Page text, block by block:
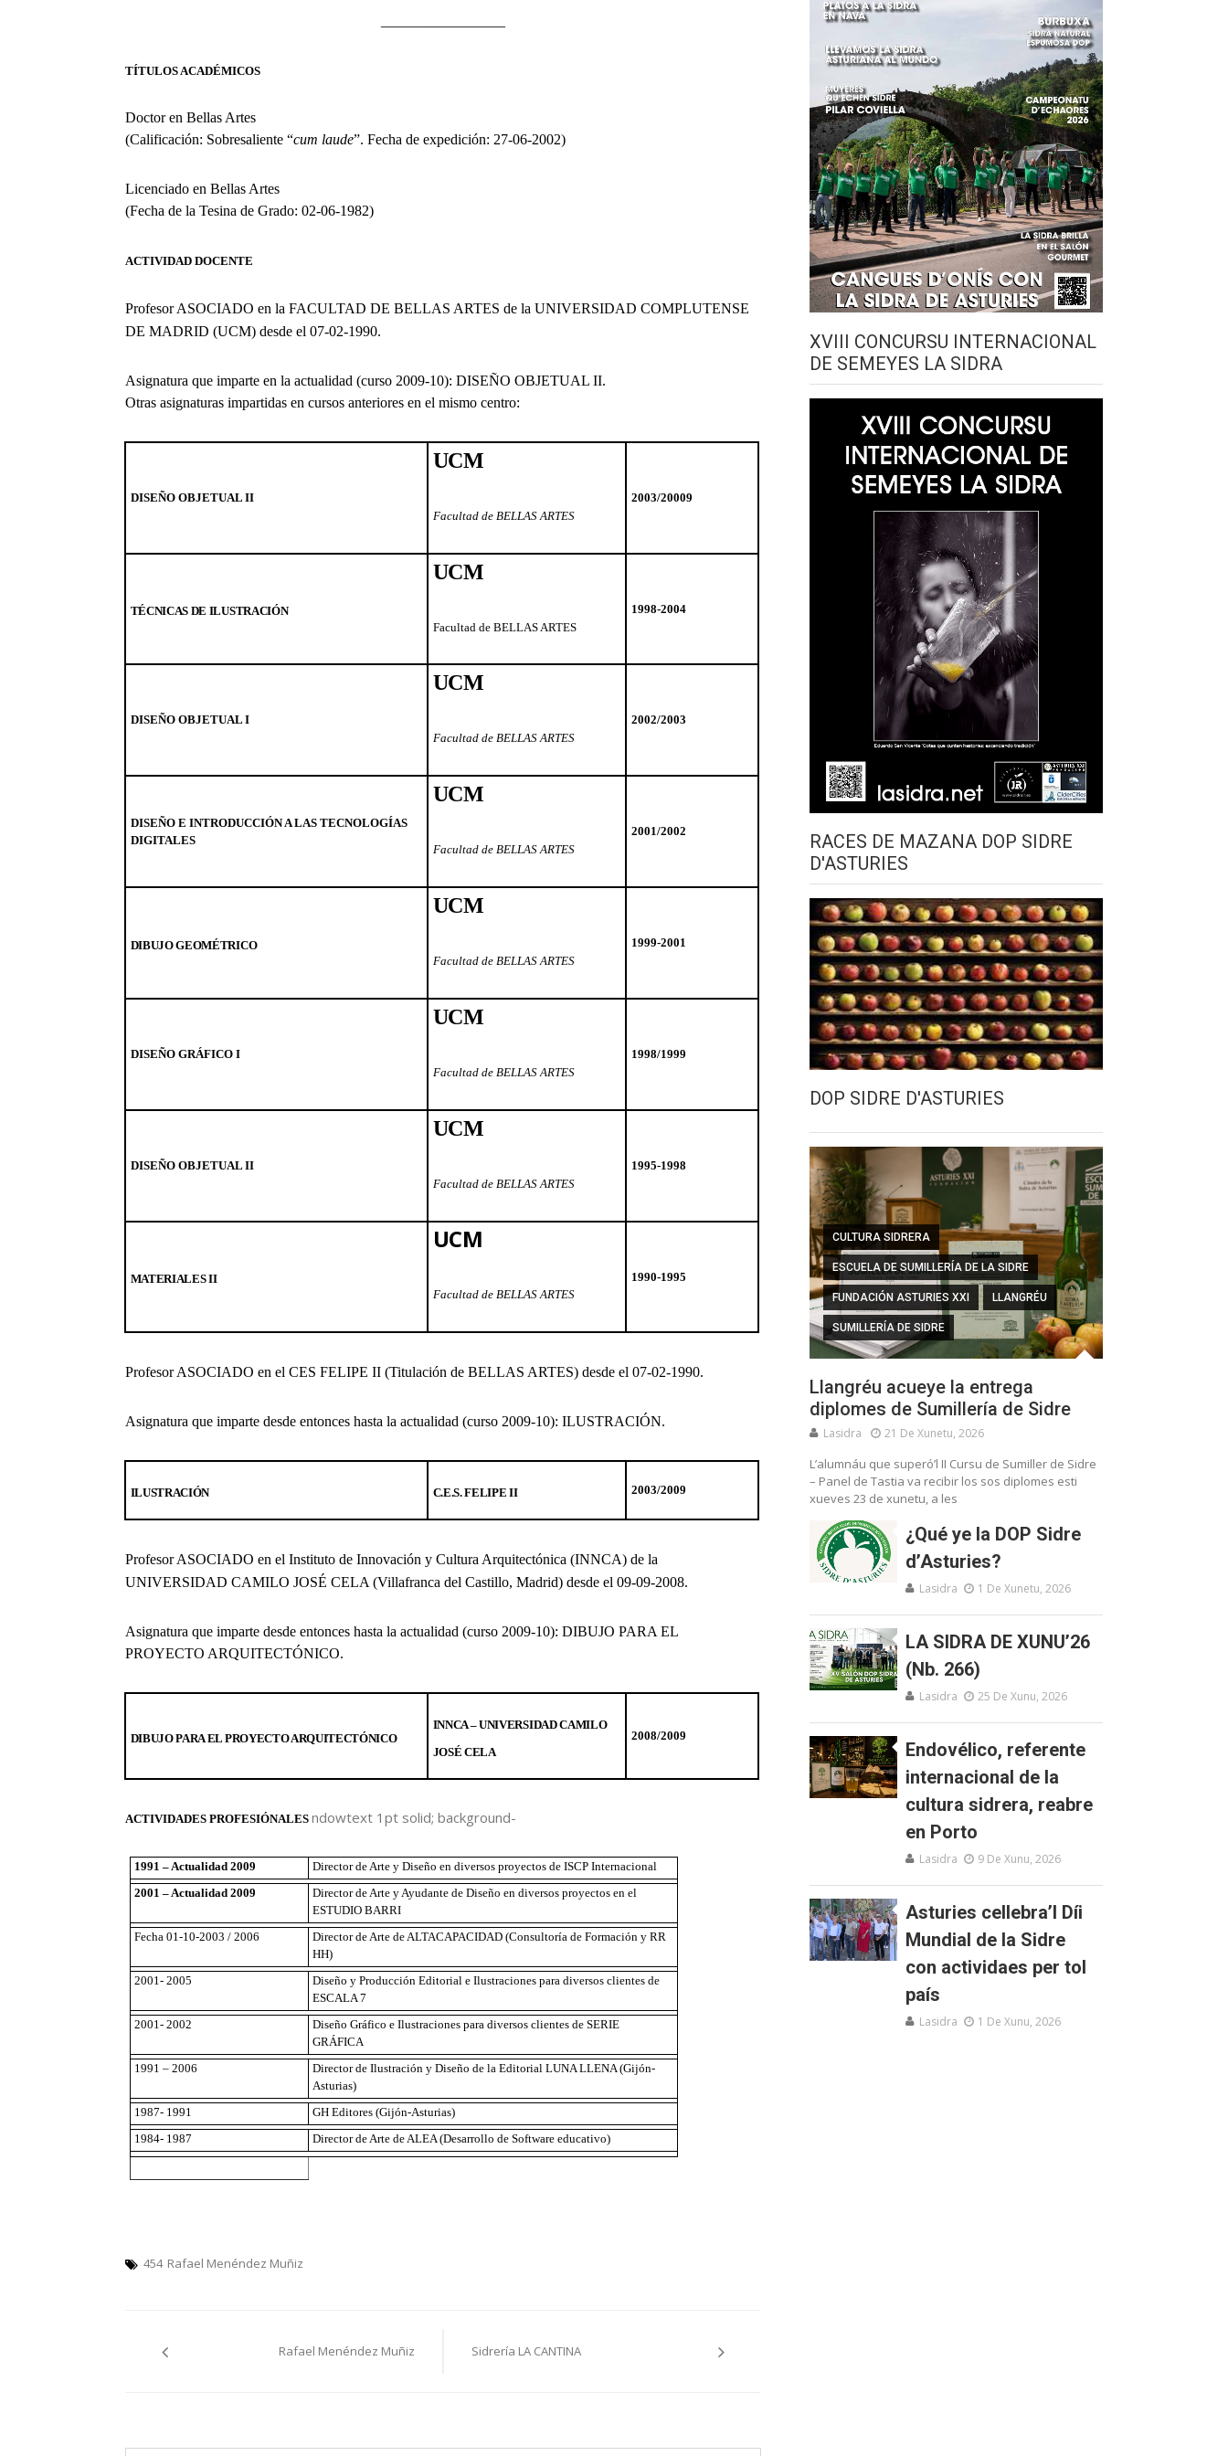
TÍTULOS ACADÉMICOS
Doctor en Bellas Artes
(Calificación: Sobresaliente “cum laude”. Fecha de expedición: 27-06-2002)
Licenciado en Bellas Artes
(Fecha de la Tesina de Grado: 02-06-1982)
ACTIVIDAD DOCENTE
Profesor ASOCIADO en la FACULTAD DE BELLAS ARTES de la UNIVERSIDAD COMPLUTENSE
DE MADRID (UCM) desde el 07-02-1990.
Asignatura que imparte en la actualidad (curso 2009-10): DISEÑO OBJETUAL II.
Otras asignaturas impartidas en cursos anteriores en el mismo centro:
DISEÑO OBJETUAL II
UCM
Facultad de BELLAS ARTES
2003/20009
TÉCNICAS DE ILUSTRACIÓN
UCM
Facultad de BELLAS ARTES
1998-2004
DISEÑO OBJETUAL I
UCM
Facultad de BELLAS ARTES
2002/2003
DISEÑO E INTRODUCCIÓN A LAS TECNOLOGÍAS
DIGITALES
UCM
Facultad de BELLAS ARTES
2001/2002
DIBUJO GEOMÉTRICO
UCM
Facultad de BELLAS ARTES
1999-2001
DISEÑO GRÁFICO I
UCM
Facultad de BELLAS ARTES
1998/1999
DISEÑO OBJETUAL II
UCM
Facultad de BELLAS ARTES
1995-1998
MATERIALES II
UCM
Facultad de BELLAS ARTES
1990-1995
Profesor ASOCIADO en el CES FELIPE II (Titulación de BELLAS ARTES) desde el 07-02-1990.
Asignatura que imparte desde entonces hasta la actualidad (curso 2009-10): ILUSTRACIÓN.
ILUSTRACIÓN C.E.S. FELIPE II 2003/2009
Profesor ASOCIADO en el Instituto de Innovación y Cultura Arquitectónica (INNCA) de la
UNIVERSIDAD CAMILO JOSÉ CELA (Villafranca del Castillo, Madrid) desde el 09-09-2008.
Asignatura que imparte desde entonces hasta la actualidad (curso 2009-10): DIBUJO PARA EL
PROYECTO ARQUITECTÓNICO.
DIBUJO PARA EL PROYECTO ARQUITECTÓNICO
INNCA – UNIVERSIDAD CAMILO
JOSÉ CELA
2008/2009
ACTIVIDADES PROFESIÓNALES ndowtext 1pt solid; background-
1991 – Actualidad 2009
Director de Arte y Diseño en diversos proyectos de ISCP Internacional
2001 – Actualidad 2009
Director de Arte y Ayudante de Diseño en diversos proyectos en el
ESTUDIO BARRI
Fecha 01-10-2003 / 2006
Director de Arte de ALTACAPACIDAD (Consultoría de Formación y RR
HH)
2001- 2005
Diseño y Producción Editorial e Ilustraciones para diversos clientes de
ESCALA 7
2001- 2002
Diseño Gráfico e Ilustraciones para diversos clientes de SERIE
GRÁFICA
1991 – 2006
Director de Ilustración y Diseño de la Editorial LUNA LLENA (Gijón-
Asturias)
1987- 1991
GH Editores (Gijón-Asturias)
1984- 1987
Director de Arte de ALEA (Desarrollo de Software educativo)
454 Rafael Menéndez Muñiz
pelos
Rafael Menéndez Muñiz Sidrería LA CANTINA
XVIII CONCURSU INTERNACIONAL
DE SEMEYES LA SIDRA
RACES DE MAZANA DOP SIDRE
D'ASTURIES
DOP SIDRE D'ASTURIES
CULTURA SIDRERA
ESCUELA DE SUMILLERÍA DE LA SIDRE
FUNDACIÓN ASTURIES XXI LLANGRÉU
SUMILLERÍA DE SIDRE
Llangréu acueye la entrega
diplomes de Sumillería de Sidre
Lasidra 21 De Xunetu, 2026
L’alumnáu que superó’l II Cursu de Sumiller de Sidre
– Panel de Tastia va recibir los sos diplomes esti
xueves 23 de xunetu, a les
¿Qué ye la DOP Sidre
d’Asturies?
Lasidra 1 De Xunetu, 2026
LA SIDRA DE XUNU’26
(Nb. 266)
Lasidra 25 De Xunu, 2026
Endovélico, referente
internacional de la
cultura sidrera, reabre
en Porto
Lasidra 9 De Xunu, 2026
Asturies cellebra’l Díi
Mundial de la Sidre
con actividaes per tol
país
Lasidra 1 De Xunu, 2026